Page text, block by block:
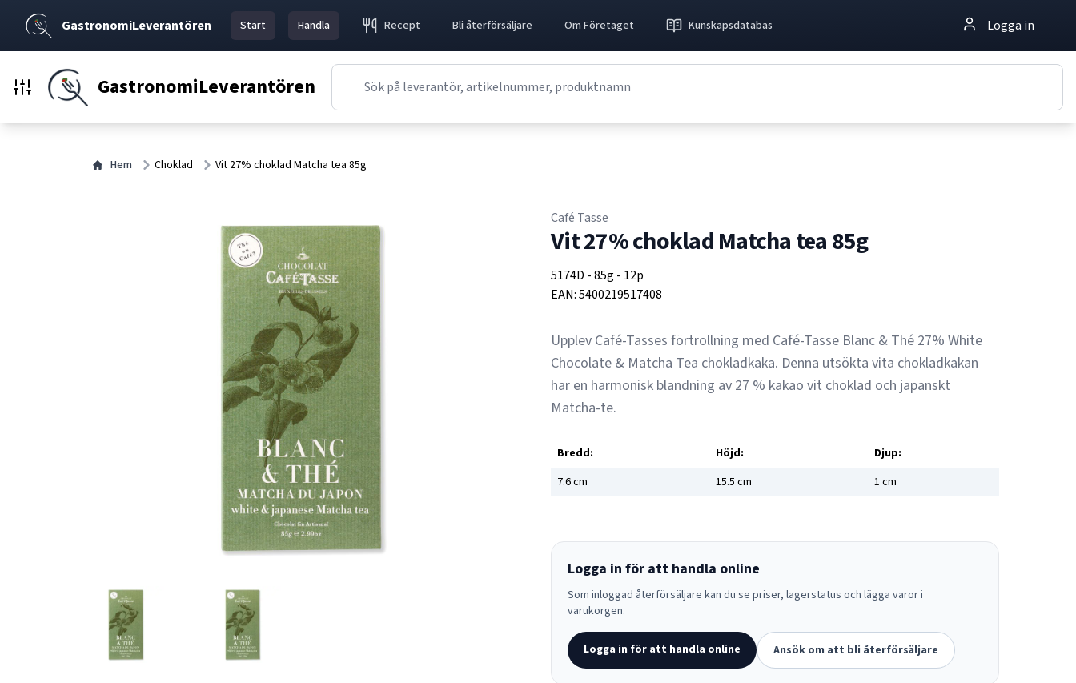
GastronomiLeverantören Start Handla Recept Bli återförsäljare Om Företaget Kunskapsdatabas Logga in
GastronomiLeverantören
Hem Choklad Vit 27% choklad Matcha tea 85g
Café Tasse
Vit 27% choklad Matcha tea 85g
5174D -85g - 12p
EAN:5400219517408
Upplev Café-Tasses förtrollning med Café-Tasse Blanc & Thé 27% White
Chocolate & Matcha Tea chokladkaka. Denna utsökta vita chokladkakan
har en harmonisk blandning av 27 % kakao vit choklad och japanskt
Matcha-te.
Bredd: Höjd:
Djup:
7.6cm 15.5 cm 1 cm
Logga in för att handla online
Som inloggad återförsäljare kan du se priser, lagerstatus och lägga varor i
varukorgen.
Logga in för att handla online Ansök om att bli återförsäljare